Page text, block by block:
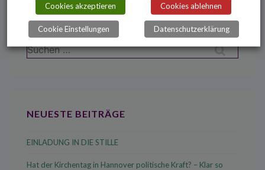
Suchen
nach:
NEUESTE BEITRÄGE
EINLADUNG IN DIE STILLE
Hat der Kirchentag in Hannover politische Kraft? – Klar so
Cookies akzeptieren Cookies ablehnen
Cookie Einstellungen Datenschutzerklärung